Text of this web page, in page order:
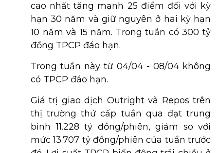
cao nhất tăng mạnh 25 điểm đối với kỳ
hạn 30 năm và giữ nguyên ở hai kỳ hạn
10 năm và 15 năm. Trong tuần có 300 tỷ
đồng TPCP đáo hạn.
Trong tuần này từ 04/04 - 08/04 không
có TPCP đáo hạn.
Giá trị giao dịch Outright và Repos trên
thị trường thứ cấp tuần qua đạt trung
bình 11.228 tỷ đồng/phiên, giảm so với
mức 13.707 tỷ đồng/phiên của tuần trước